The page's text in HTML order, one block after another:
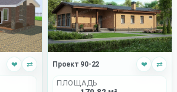
❤ ⇄ Проект 90-22 ❤ ⇄
ПЛОЩАДЬ